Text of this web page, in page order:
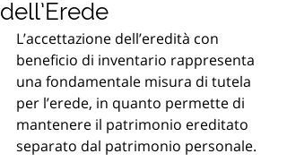
dell’Erede
L’accettazione dell’eredità con
beneficio di inventario rappresenta
una fondamentale misura di tutela
per l’erede, in quanto permette di
mantenere il patrimonio ereditato
separato dal patrimonio personale.